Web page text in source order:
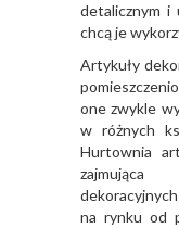
detalicznym i
chcą je
Artykuły
one zwykle
w różnych
Hurtownia
zajmująca
na rynku od